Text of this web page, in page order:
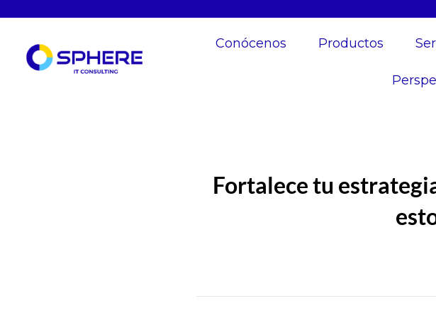
Conócenos Productos
Fortalece tu